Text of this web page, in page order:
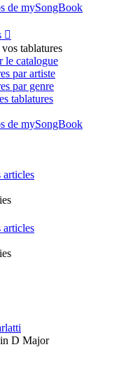
de mySongBook

tablatures
le catalogue
par artiste
par genre
tablatures
de mySongBook
articles
articles
D Major